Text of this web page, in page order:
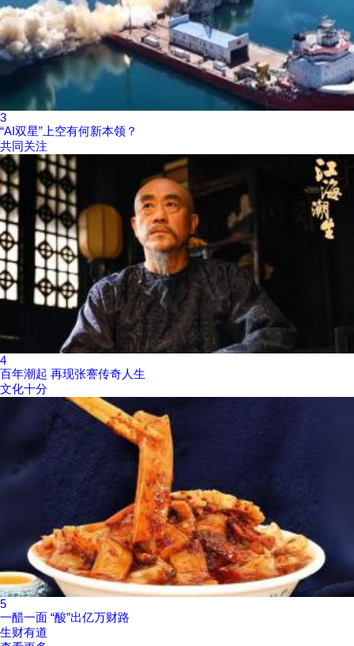
3
“AI双星”上空有何新本领？
共同关注
4
百年潮起 再现张謇传奇人生
文化十分
5
一醋一面 “酸”出亿万财路
生财有道